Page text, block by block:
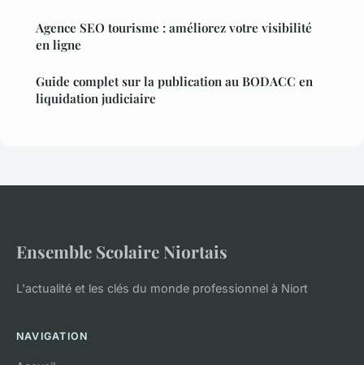
Agence SEO tourisme : améliorez votre visibilité
en ligne
Guide complet sur la publication au BODACC en
liquidation judiciaire
Ensemble Scolaire Niortais
L'actualité et les clés du monde professionnel à Niort
NAVIGATION